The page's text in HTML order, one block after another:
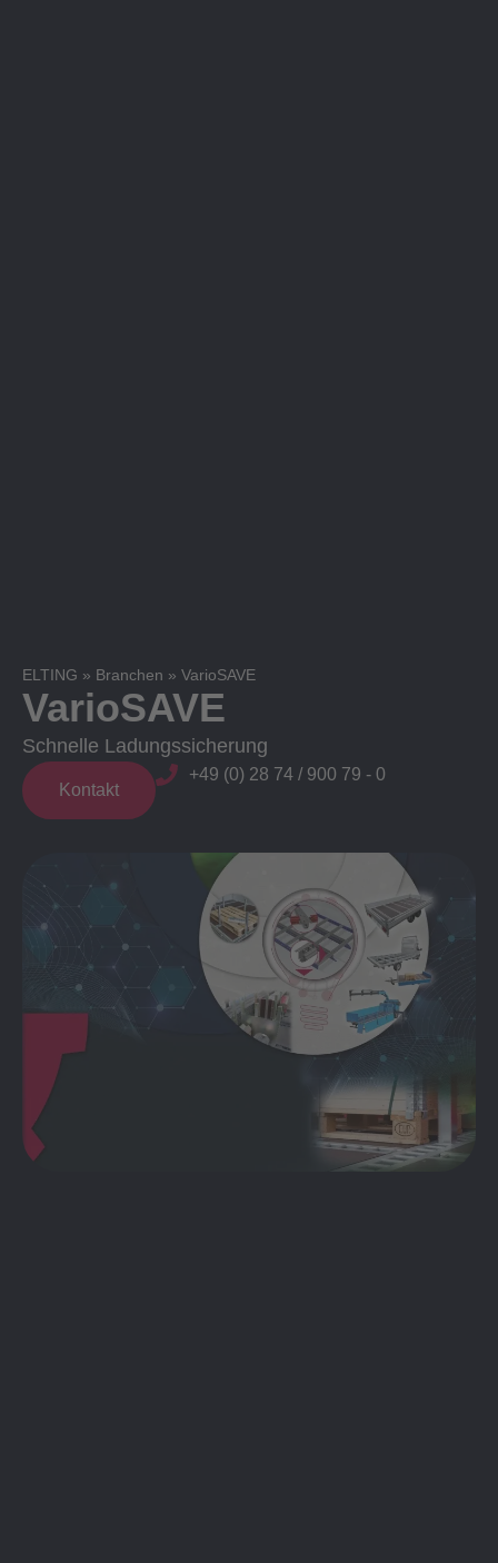
ELTING » Branchen » VarioSAVE
VarioSAVE
Schnelle Ladungssicherung
Kontakt
+49 (0) 28 74 / 900 79 - 0